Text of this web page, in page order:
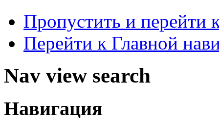
Пропустить и перейти
Перейти к Главной
Nav view search
Навигация